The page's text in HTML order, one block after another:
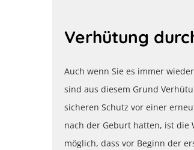
Verhütung
Auch wenn Sie es immer
sind aus diesem Grund
sicheren Schutz vor einer
nach der Geburt hatten, ist die
möglich, dass vor Beginn der